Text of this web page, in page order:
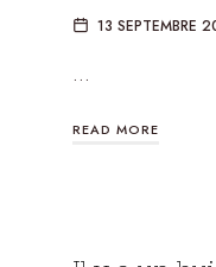
13 SEPTEMBRE
…
READ MORE